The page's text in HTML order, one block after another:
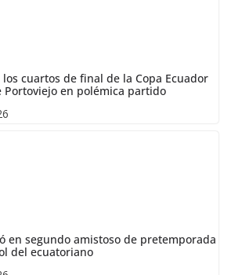
cuartos de final de la Copa Ecuador
Portoviejo en polémica partido
en segundo amistoso de pretemporada
del ecuatoriano